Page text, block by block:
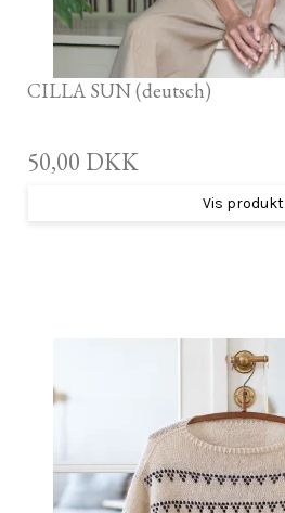
CILLA SUN (deutsch)
50,00 DKK
Vis produkt